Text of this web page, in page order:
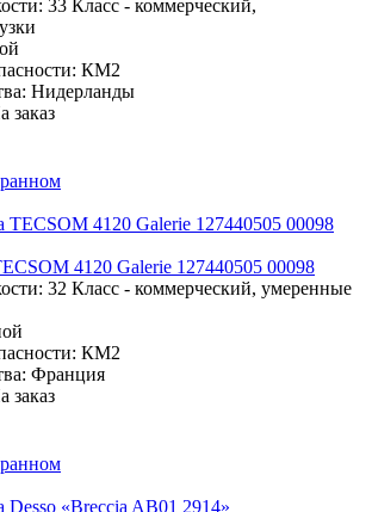
33 Класс - коммерческий,
КМ2
Нидерланды
заказ
4120 Galerie 127440505 00098
32 Класс - коммерческий, умеренные
КМ2
Франция
заказ